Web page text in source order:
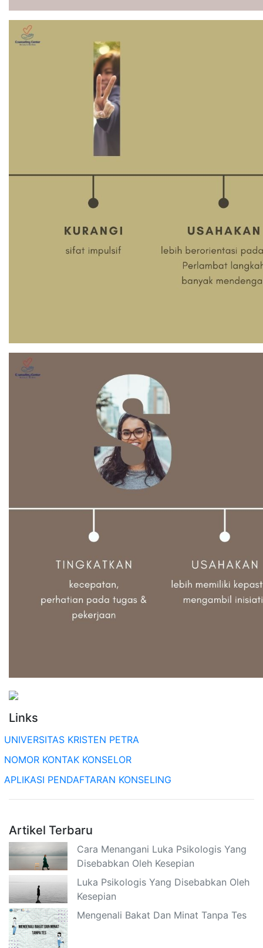
Links
UNIVERSITAS KRISTEN PETRA
NOMOR KONTAK KONSELOR
APLIKASI PENDAFTARAN KONSELING
Artikel Terbaru
Cara Menangani Luka Psikologis Yang
Disebabkan Oleh Kesepian
Luka Psikologis Yang Disebabkan Oleh
Kesepian
Mengenali Bakat Dan Minat Tanpa Tes